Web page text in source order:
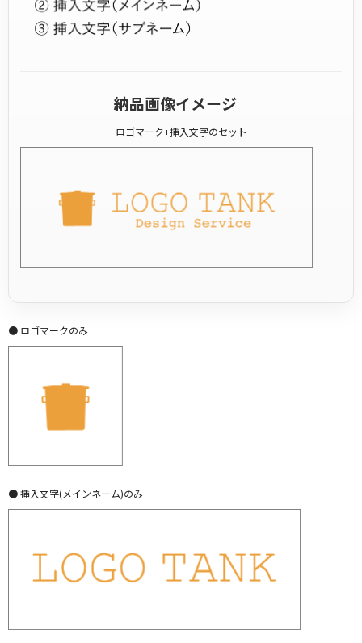
納品画像イメージ
ロゴマーク+挿入文字のセット
● ロゴマークのみ
● 挿入文字(メインネーム)のみ